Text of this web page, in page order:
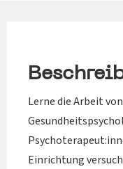
Lerne die Arbeit
Einrichtung